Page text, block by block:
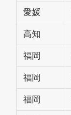
愛媛
高知
福岡
福岡
福岡